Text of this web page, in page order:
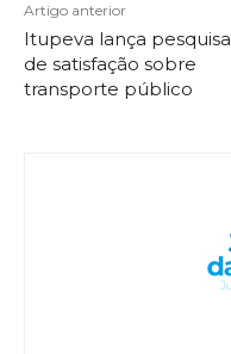
Artigo anterior
Itupeva lança pesquisa
de satisfação sobre
transporte público